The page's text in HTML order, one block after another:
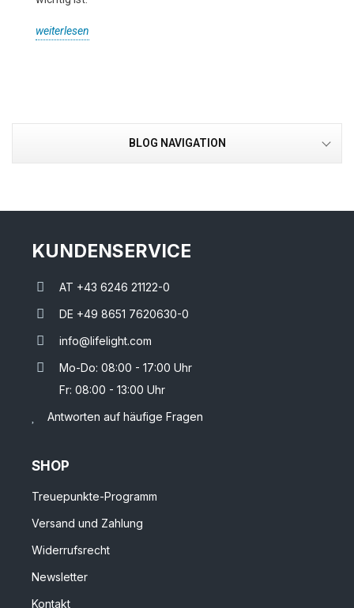
BLOG NAVIGATION
weiterlesen
KUNDENSERVICE
AT +43 6246 21122-0
DE +49 8651 7620630-0
info@lifelight.com
Mo-Do: 08:00 - 17:00 Uhr
Fr: 08:00 - 13:00 Uhr
Antworten auf häufige Fragen
SHOP
Treuepunkte-Programm
Versand und Zahlung
Widerrufsrecht
Newsletter
Kontakt